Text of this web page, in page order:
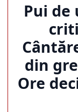
Pui de
din
Ore